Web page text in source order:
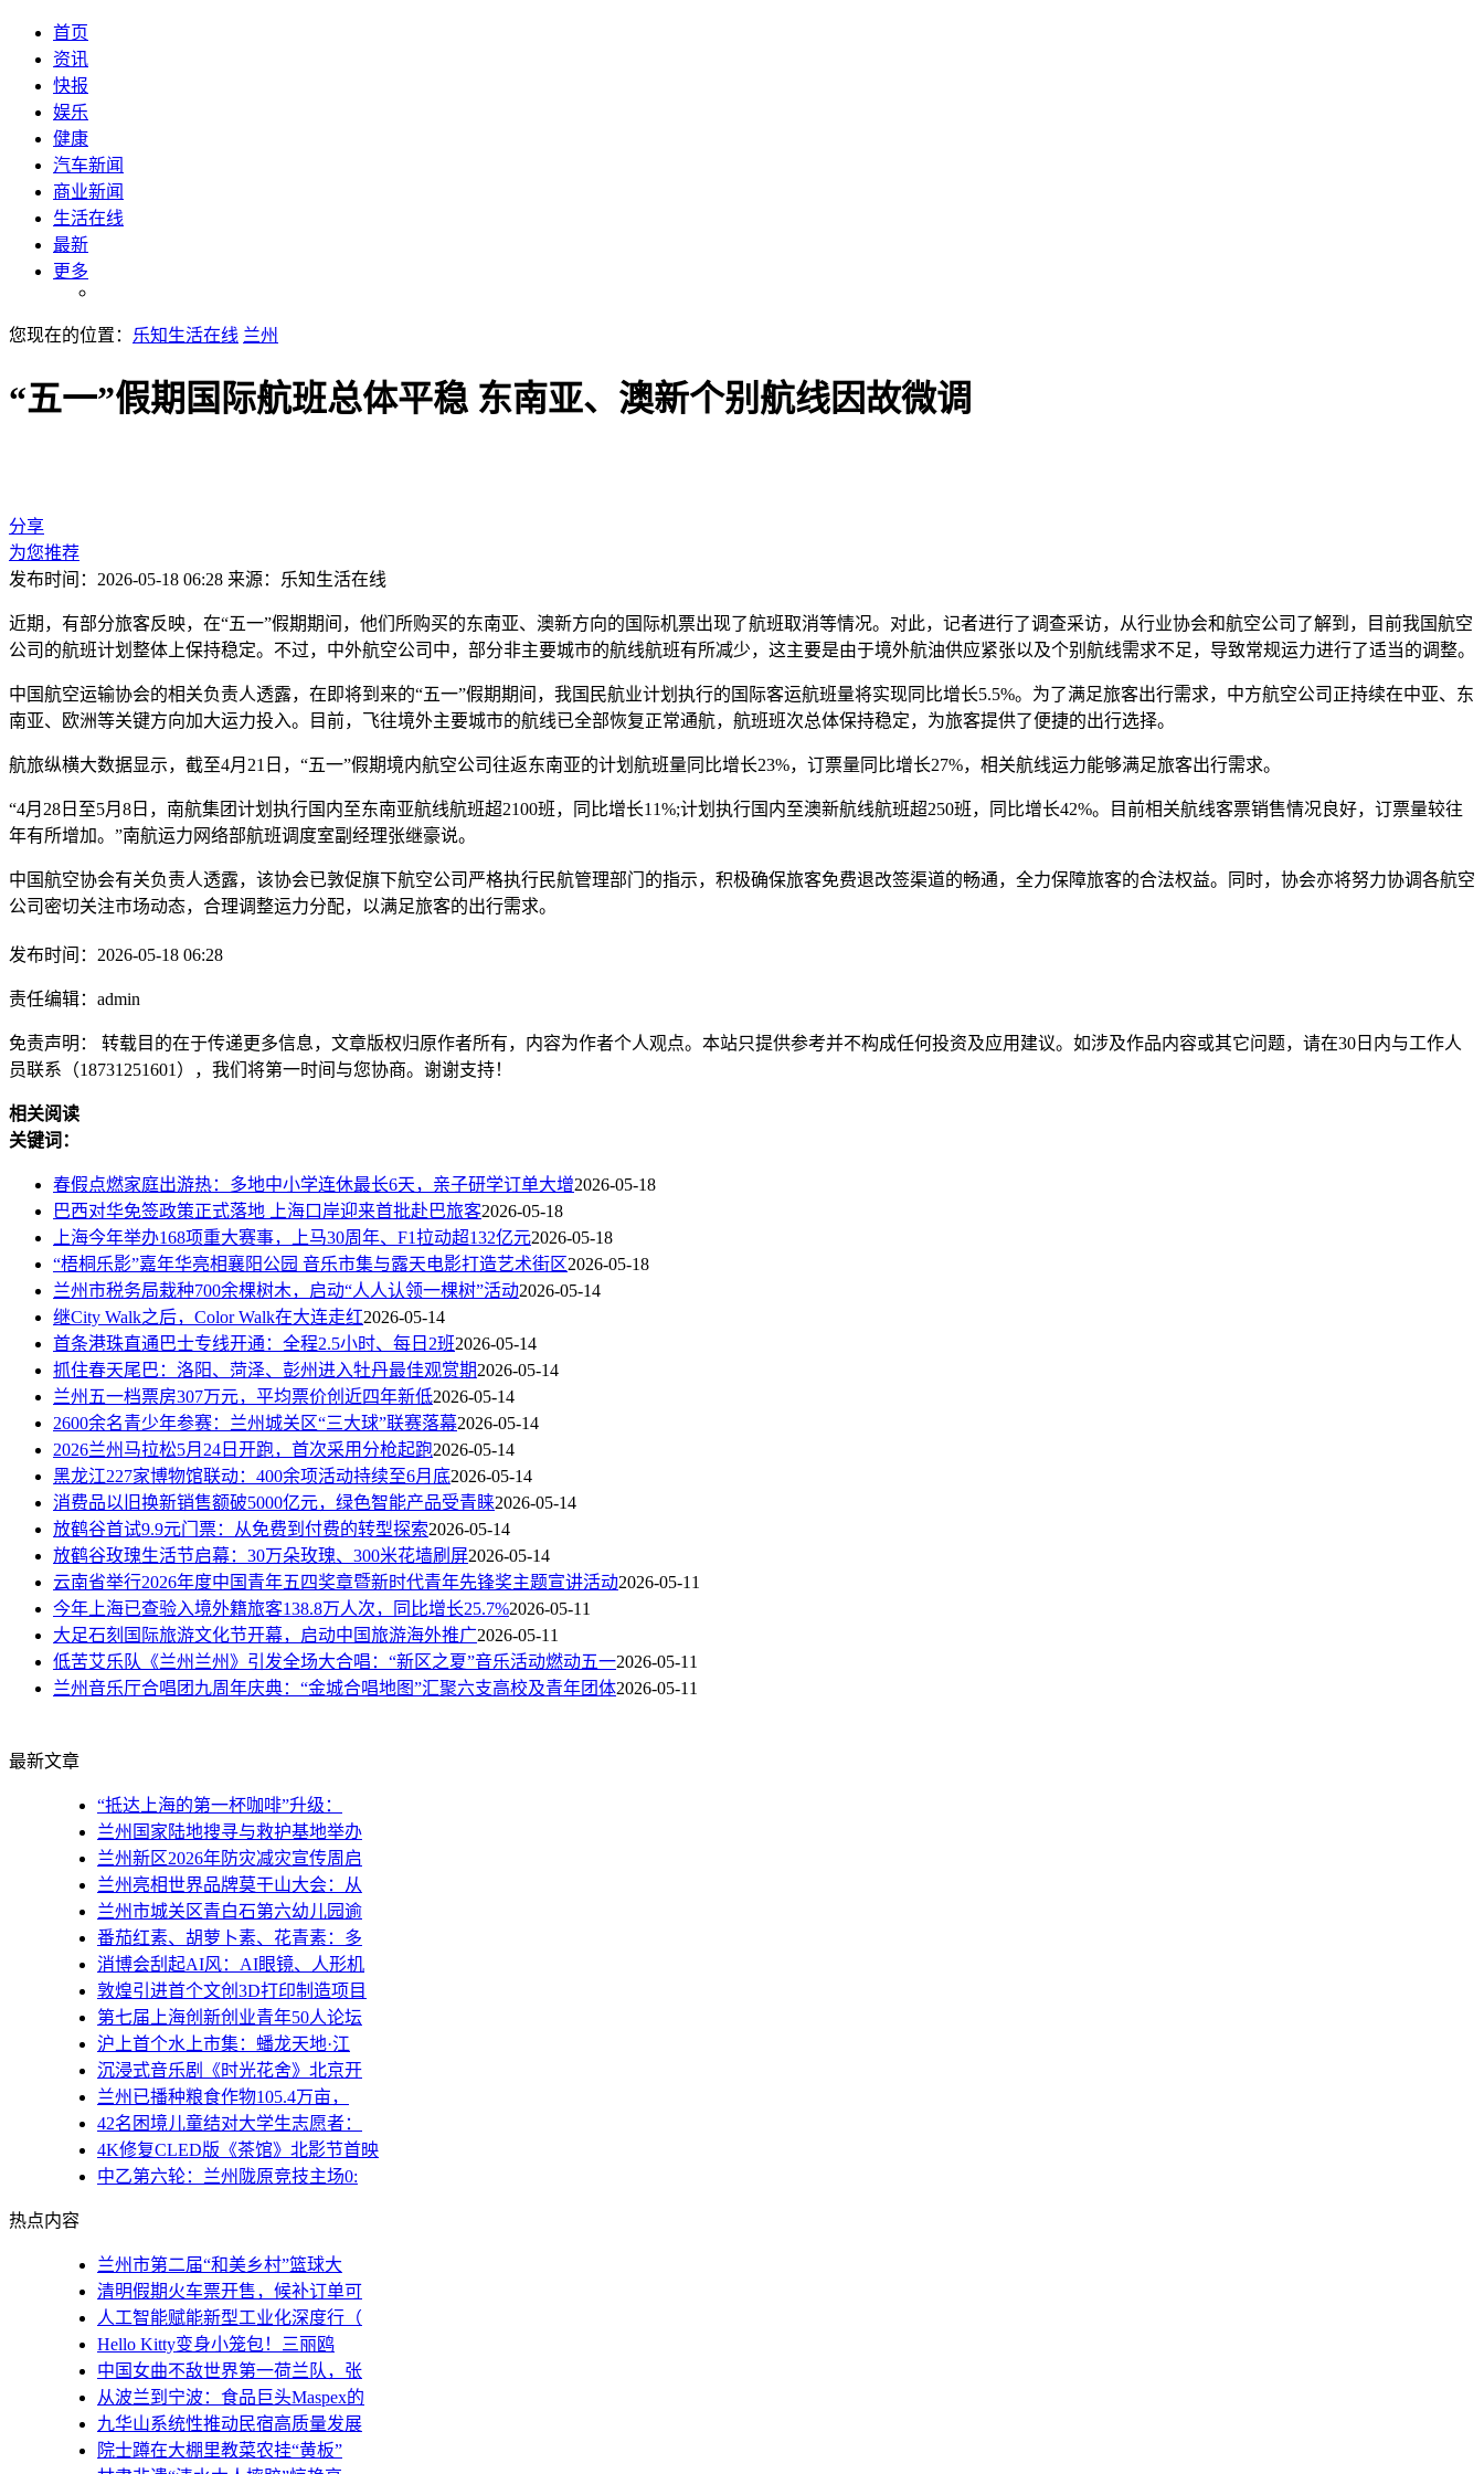
首页
资讯
快报
娱乐
健康
汽车新闻
商业新闻
生活在线
最新
更多
您现在的位置： 乐知生活在线 兰州
“五一”假期国际航班总体平稳 东南亚、澳新个别航线因故微调
分享
为您推荐
发布时间：2026-05-18 06:28 来源：乐知生活在线
近期，有部分旅客反映，在“五一”假期期间，他们所购买的东南亚、澳新方向的国际机票出现了航班取消等情况。对此，记者进行了调查采访，从行业协会和航空公司了解到，目前我国航空
公司的航班计划整体上保持稳定。不过，中外航空公司中，部分非主要城市的航线航班有所减少，这主要是由于境外航油供应紧张以及个别航线需求不足，导致常规运力进行了适当的调整。
中国航空运输协会的相关负责人透露，在即将到来的“五一”假期期间，我国民航业计划执行的国际客运航班量将实现同比增长5.5%。为了满足旅客出行需求，中方航空公司正持续在中亚、东
南亚、欧洲等关键方向加大运力投入。目前，飞往境外主要城市的航线已全部恢复正常通航，航班班次总体保持稳定，为旅客提供了便捷的出行选择。
航旅纵横大数据显示，截至4月21日，“五一”假期境内航空公司往返东南亚的计划航班量同比增长23%，订票量同比增长27%，相关航线运力能够满足旅客出行需求。
“4月28日至5月8日，南航集团计划执行国内至东南亚航线航班超2100班，同比增长11%;计划执行国内至澳新航线航班超250班，同比增长42%。目前相关航线客票销售情况良好，订票量较往
年有所增加。”南航运力网络部航班调度室副经理张继豪说。
中国航空协会有关负责人透露，该协会已敦促旗下航空公司严格执行民航管理部门的指示，积极确保旅客免费退改签渠道的畅通，全力保障旅客的合法权益。同时，协会亦将努力协调各航空
公司密切关注市场动态，合理调整运力分配，以满足旅客的出行需求。
发布时间：2026-05-18 06:28
责任编辑：admin
免责声明： 转载目的在于传递更多信息，文章版权归原作者所有，内容为作者个人观点。本站只提供参考并不构成任何投资及应用建议。如涉及作品内容或其它问题，请在30日内与工作人
员联系（18731251601），我们将第一时间与您协商。谢谢支持！
相关阅读
关键词：
春假点燃家庭出游热：多地中小学连休最长6天，亲子研学订单大增2026-05-18
巴西对华免签政策正式落地 上海口岸迎来首批赴巴旅客2026-05-18
上海今年举办168项重大赛事，上马30周年、F1拉动超132亿元2026-05-18
“梧桐乐影”嘉年华亮相襄阳公园 音乐市集与露天电影打造艺术街区2026-05-18
兰州市税务局栽种700余棵树木，启动“人人认领一棵树”活动2026-05-14
继City Walk之后，Color Walk在大连走红2026-05-14
首条港珠直通巴士专线开通：全程2.5小时、每日2班2026-05-14
抓住春天尾巴：洛阳、菏泽、彭州进入牡丹最佳观赏期2026-05-14
兰州五一档票房307万元，平均票价创近四年新低2026-05-14
2600余名青少年参赛：兰州城关区“三大球”联赛落幕2026-05-14
2026兰州马拉松5月24日开跑，首次采用分枪起跑2026-05-14
黑龙江227家博物馆联动：400余项活动持续至6月底2026-05-14
消费品以旧换新销售额破5000亿元，绿色智能产品受青睐2026-05-14
放鹤谷首试9.9元门票：从免费到付费的转型探索2026-05-14
放鹤谷玫瑰生活节启幕：30万朵玫瑰、300米花墙刷屏2026-05-14
云南省举行2026年度中国青年五四奖章暨新时代青年先锋奖主题宣讲活动2026-05-11
今年上海已查验入境外籍旅客138.8万人次，同比增长25.7%2026-05-11
大足石刻国际旅游文化节开幕，启动中国旅游海外推广2026-05-11
低苦艾乐队《兰州兰州》引发全场大合唱：“新区之夏”音乐活动燃动五一2026-05-11
兰州音乐厅合唱团九周年庆典：“金城合唱地图”汇聚六支高校及青年团体2026-05-11
最新文章
“抵达上海的第一杯咖啡”升级：
兰州国家陆地搜寻与救护基地举办
兰州新区2026年防灾减灾宣传周启
兰州亮相世界品牌莫干山大会：从
兰州市城关区青白石第六幼儿园逾
番茄红素、胡萝卜素、花青素：多
消博会刮起AI风：AI眼镜、人形机
敦煌引进首个文创3D打印制造项目
第七届上海创新创业青年50人论坛
沪上首个水上市集：蟠龙天地·江
沉浸式音乐剧《时光花舍》北京开
兰州已播种粮食作物105.4万亩，
42名困境儿童结对大学生志愿者：
4K修复CLED版《茶馆》北影节首映
中乙第六轮：兰州陇原竞技主场0:
热点内容
兰州市第二届“和美乡村”篮球大
清明假期火车票开售，候补订单可
人工智能赋能新型工业化深度行（
Hello Kitty变身小笼包！三丽鸥
中国女曲不敌世界第一荷兰队，张
从波兰到宁波：食品巨头Maspex的
九华山系统性推动民宿高质量发展
院士蹲在大棚里教菜农挂“黄板”